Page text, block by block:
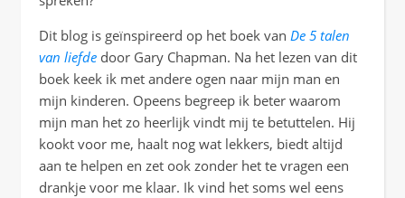
Dit blog is geïnspireerd op het boek van De 5 talen
van liefde door Gary Chapman. Na het lezen van dit
boek keek ik met andere ogen naar mijn man en
mijn kinderen. Opeens begreep ik beter waarom
mijn man het zo heerlijk vindt mij te betuttelen. Hij
kookt voor me, haalt nog wat lekkers, biedt altijd
aan te helpen en zet ook zonder het te vragen een
drankje voor me klaar. Ik vind het soms wel eens